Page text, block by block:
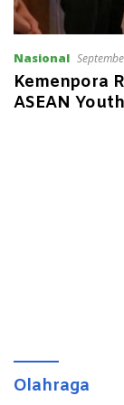
Nasional
Kemenpora
ASEAN
Olahraga